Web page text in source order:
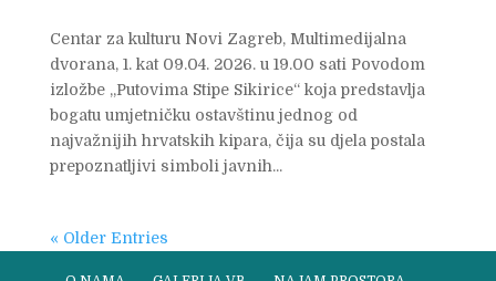
Centar za kulturu Novi Zagreb, Multimedijalna
dvorana, 1. kat 09.04. 2026. u 19.00 sati Povodom
izložbe „Putovima Stipe Sikirice“ koja predstavlja
bogatu umjetničku ostavštinu jednog od
najvažnijih hrvatskih kipara, čija su djela postala
prepoznatljivi simboli javnih...
« Older Entries